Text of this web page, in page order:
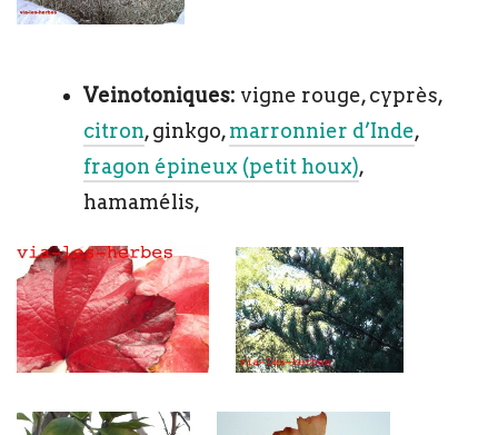
Veinotoniques: vigne rouge, cyprès,
citron, ginkgo,marronnier d’Inde,
fragon épineux (petit houx),
hamamélis,